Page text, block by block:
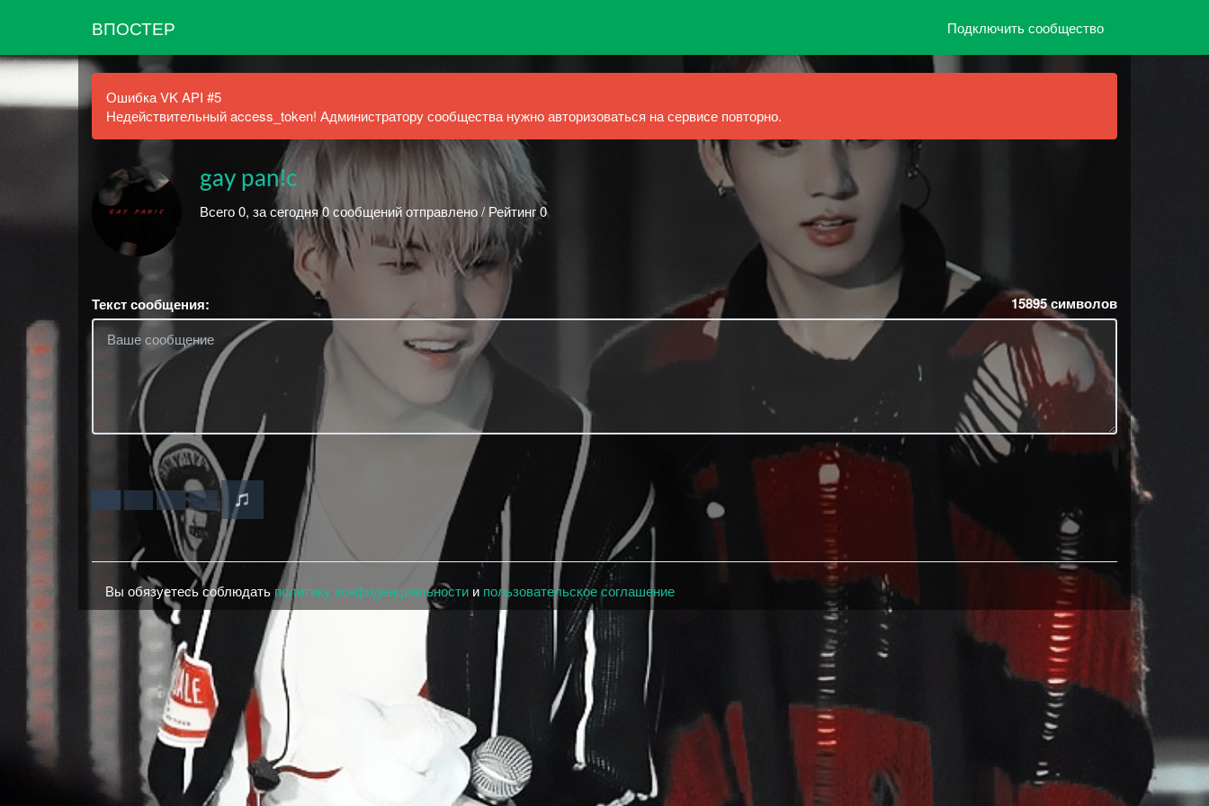
ВПОСТЕР Подключить сообщество
Ошибка VK API #5
Недействительный access_token! Администратору сообщества нужно авторизоваться на сервисе повторно.
gay pan!c
Всего 0, за сегодня 0 сообщений отправлено / Рейтинг 0
Текст сообщения: 15895символов
Вы обязуетесь соблюдать политику конфиденциальности и пользовательское соглашение